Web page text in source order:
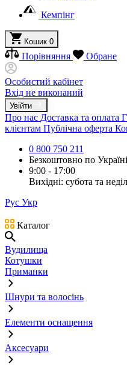
Кемпінг
Кошик 0
Порівняння Обране
Особистий кабінет
Вхід не виконаний
Увійти
Про нас Доставка та оплата
клієнтам Публічна оферта
0 800 750 211
Безкоштовно по Україні
9:00 - 17:00
Вихідні: субота та
Рус Укр
Каталог
Вудилища
Котушки
Приманки
Шнури та волосінь
Елементи оснащення
Аксесуари